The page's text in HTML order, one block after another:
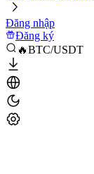
Đăng nhập
Đăng ký
🔥BTC/USDT